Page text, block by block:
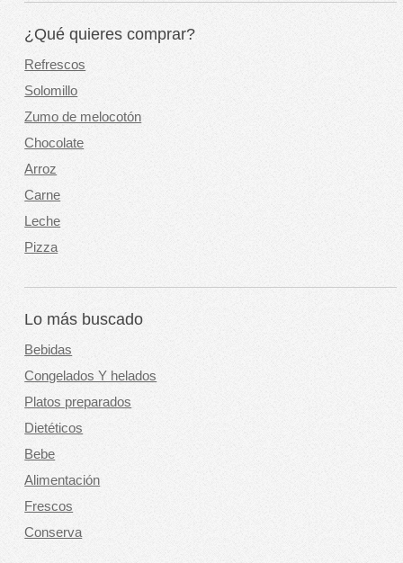
¿Qué quieres comprar?
Refrescos
Solomillo
Zumo de melocotón
Chocolate
Arroz
Carne
Leche
Pizza
Lo más buscado
Bebidas
Congelados Y helados
Platos preparados
Dietéticos
Bebe
Alimentación
Frescos
Conserva